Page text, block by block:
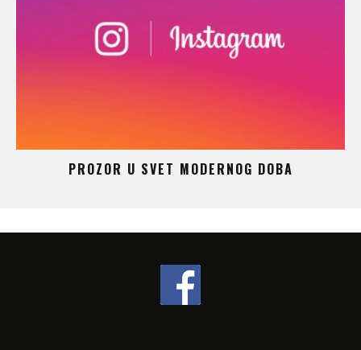
PROZOR U SVET MODERNOG DOBA